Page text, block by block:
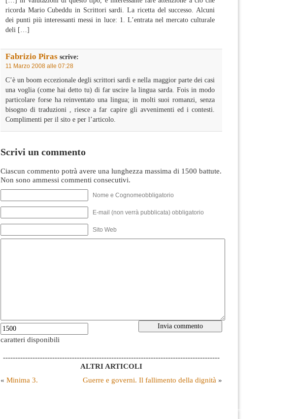
ricorda Mario Cubeddu in Scrittori sardi. La ricetta del successo. Alcuni
dei punti più interessanti messi in luce: 1. L’entrata nel mercato culturale
deli […]
Fabrizio Piras scrive:
11 Marzo 2008 alle 07:28
C’è un boom eccezionale degli scrittori sardi e nella maggior parte dei casi
una voglia (come hai detto tu) di far uscire la lingua sarda. Fois in modo
particolare forse ha reinventato una lingua; in molti suoi romanzi, senza
bisogno di traduzioni , riesce a far capire gli avvenimenti ed i contesti.
Complimenti per il sito e per l’articolo.
Scrivi un commento
Ciascun commento potrà avere una lunghezza massima di 1500 battute.
Non sono ammessi commenti consecutivi.
Nome e Cognomeobbligatorio
E-mail (non verrà pubblicata) obbligatorio
Sito Web
caratteri disponibili
----------------------------------------------------------------------------------------
ALTRI ARTICOLI
« Minima 3. Guerre e governi. Il fallimento della dignità »